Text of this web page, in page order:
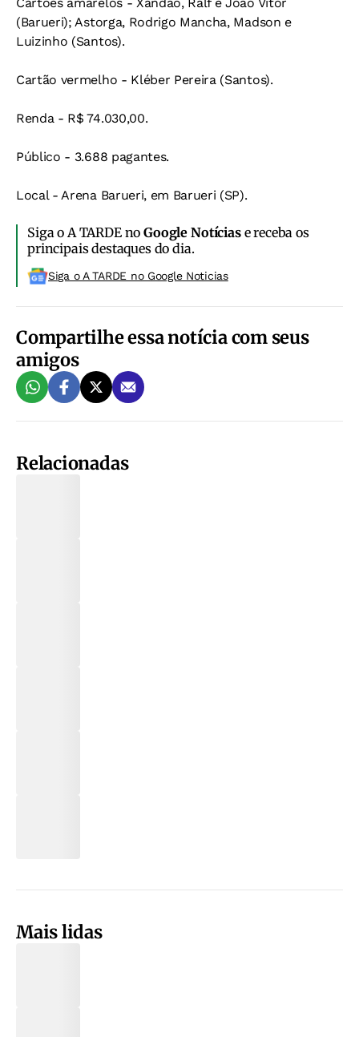
(Barueri); Astorga, Rodrigo Mancha, Madson e
Luizinho (Santos).
Cartão vermelho - Kléber Pereira (Santos).
Renda - R$ 74.030,00.
Público - 3.688 pagantes.
Local - Arena Barueri, em Barueri (SP).
Siga o A TARDE noGoogle Notíciase receba os
principais destaques do dia.
Siga o A TARDE no Google Noticias
Compartilhe essa notícia com seus
amigos
Relacionadas
Mais lidas